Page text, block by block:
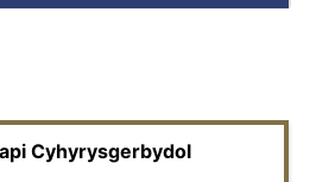
Cyhyrysgerbydol